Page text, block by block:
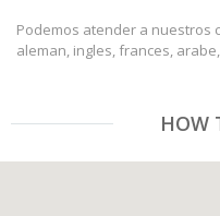
Podemos atender a nuestros
aleman, ingles, frances,
HOW